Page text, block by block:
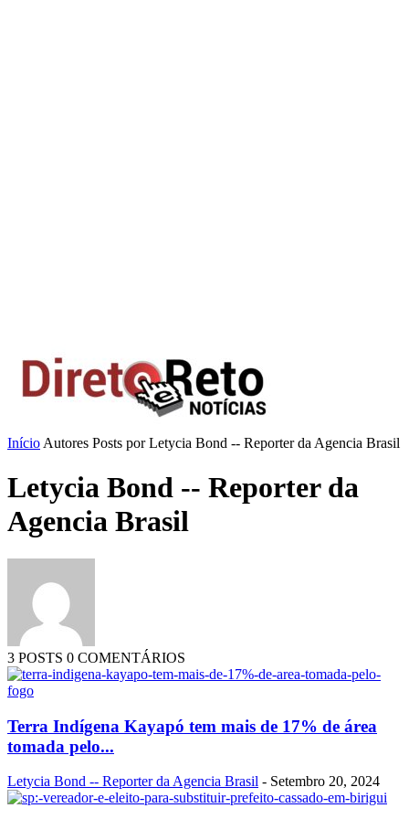
Início Autores Posts por Letycia Bond -- Reporter da Agencia Brasil
Letycia Bond -- Reporter da
Agencia Brasil
3 POSTS 0 COMENTÁRIOS
Terra Indígena Kayapó tem mais de 17% de área
tomada pelo...
Letycia Bond -- Reporter da Agencia Brasil - Setembro 20, 2024